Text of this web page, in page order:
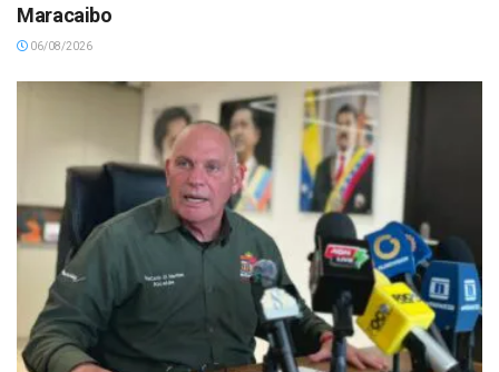
Maracaibo
06/08/2026